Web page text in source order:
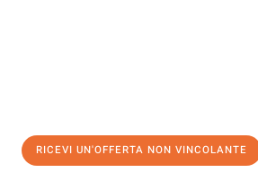
RICEVI UN'OFFERTA NON VINCOLANTE